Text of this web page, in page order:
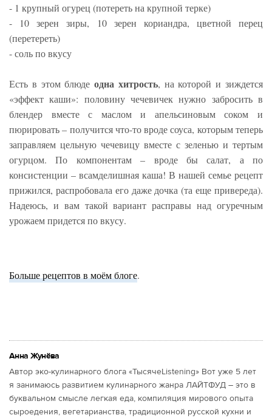
- 1 крупный огурец (потереть на крупной терке)
- 10 зерен зиры, 10 зерен кориандра, цветной перец
(перетереть)
- соль по вкусу
Есть в этом блюдеодна хитрость, на которой и зиждется
«эффект каши»: половину чечевичек нужно забросить в
блендер вместе с маслом и апельсиновым соком и
пюрировать – получится что-то вроде соуса, которым теперь
заправляем цельную чечевицу вместе с зеленью и тертым
огурцом. По компонентам – вроде бы салат, а по
консистенции – всамделишная каша! В нашей семье рецепт
прижился, распробовала его даже дочка (та еще привереда).
Надеюсь, и вам такой вариант расправы над огуречным
урожаем придется по вкусу.
Больше рецептов в моём блоге.
Анна Жунёва
Автор эко-кулинарного блога «ТысячеListening» Вот уже 5 лет
я занимаюсь развитием кулинарного жанра ЛАЙТФУД – это в
буквальном смысле легкая еда, компиляция мирового опыта
сыроедения, вегетарианства, традиционной русской кухни и